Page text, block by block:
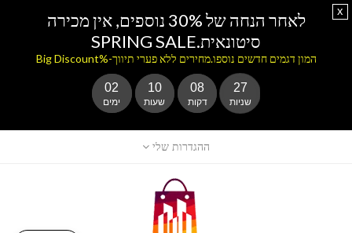
ההגדרות שלי
לאחר הנחה של 30% נוספים, אין מכירה
סיטונאית.SPRING SALE
המון דגמים חדשים נוספו.מחירים ללא פערי תיווך-%Big Discount
02
ימים
10
שעות
08
דקות
27
שניות
x